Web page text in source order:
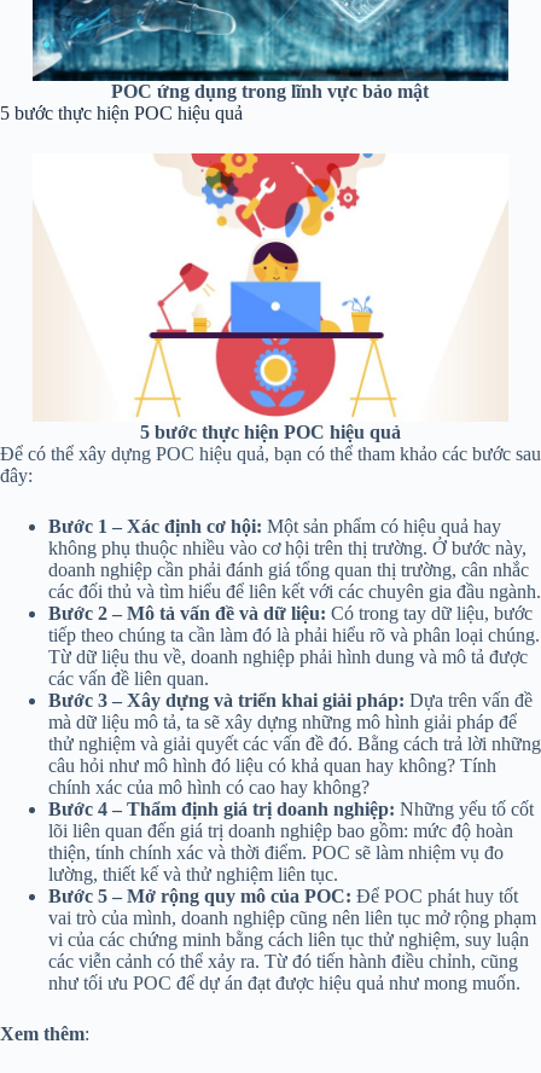
POC ứng dụng trong lĩnh vực bảo mật
5 bước thực hiện POC hiệu quả
5 bước thực hiện POC hiệu quả
Để có thể xây dựng POC hiệu quả, bạn có thể tham khảo các bước sau
đây:
Bước 1 – Xác định cơ hội: Một sản phẩm có hiệu quả hay
không phụ thuộc nhiều vào cơ hội trên thị trường. Ở bước này,
doanh nghiệp cần phải đánh giá tổng quan thị trường, cân nhắc
các đối thủ và tìm hiểu để liên kết với các chuyên gia đầu ngành.
Bước 2 – Mô tả vấn đề và dữ liệu: Có trong tay dữ liệu, bước
tiếp theo chúng ta cần làm đó là phải hiểu rõ và phân loại chúng.
Từ dữ liệu thu về, doanh nghiệp phải hình dung và mô tả được
các vấn đề liên quan.
Bước 3 – Xây dựng và triển khai giải pháp: Dựa trên vấn đề
mà dữ liệu mô tả, ta sẽ xây dựng những mô hình giải pháp để
thử nghiệm và giải quyết các vấn đề đó. Bằng cách trả lời những
câu hỏi như mô hình đó liệu có khả quan hay không? Tính
chính xác của mô hình có cao hay không?
Bước 4 – Thẩm định giá trị doanh nghiệp: Những yếu tố cốt
lõi liên quan đến giá trị doanh nghiệp bao gồm: mức độ hoàn
thiện, tính chính xác và thời điểm. POC sẽ làm nhiệm vụ đo
lường, thiết kế và thử nghiệm liên tục.
Bước 5 – Mở rộng quy mô của POC: Để POC phát huy tốt
vai trò của mình, doanh nghiệp cũng nên liên tục mở rộng phạm
vi của các chứng minh bằng cách liên tục thử nghiệm, suy luận
các viễn cảnh có thể xảy ra. Từ đó tiến hành điều chỉnh, cũng
như tối ưu POC để dự án đạt được hiệu quả như mong muốn.
Xem thêm: